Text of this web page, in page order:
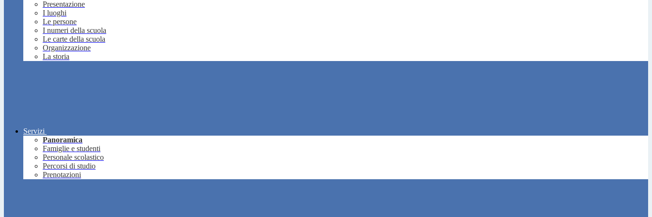
Presentazione
I luoghi
Le persone
I numeri della scuola
Le carte della scuola
Organizzazione
La storia
Servizi
Panoramica
Famiglie e studenti
Personale scolastico
Percorsi di studio
Prenotazioni